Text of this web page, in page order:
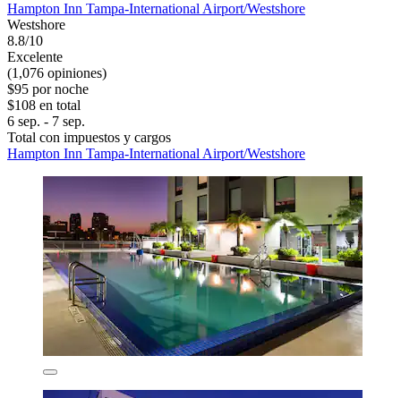
Hampton Inn Tampa-International Airport/Westshore
Westshore
8.8/10
Excelente
(1,076 opiniones)
$95 por noche
$108 en total
6 sep. - 7 sep.
Total con impuestos y cargos
Hampton Inn Tampa-International Airport/Westshore